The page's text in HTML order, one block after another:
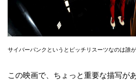
サイバーパンクというとピッチリスーツなのは誰
この映画で、ちょっと重要な描写が